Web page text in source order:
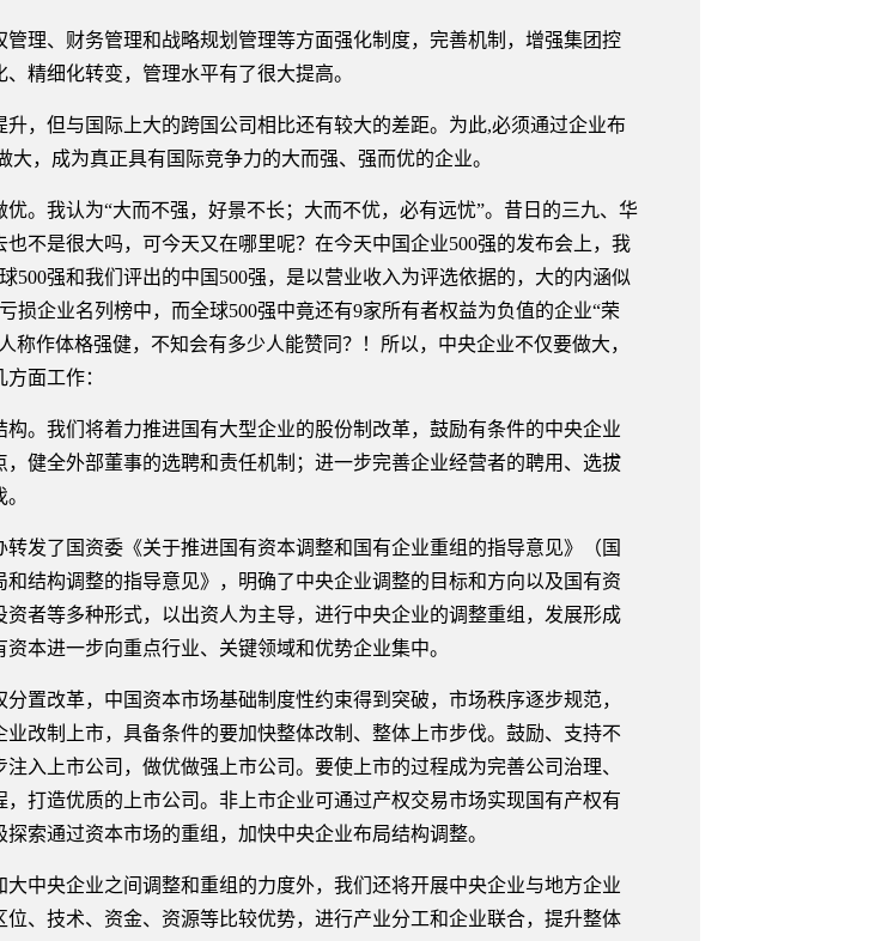
、财务管理和战略规划管理等方面强化制度，完善机制，增强集团控
精细化转变，管理水平有了很大提高。
但与国际上大的跨国公司相比还有较大的差距。为此,必须通过企业布
，成为真正具有国际竞争力的大而强、强而优的企业。
我认为“大而不强，好景不长；大而不优，必有远忧”。昔日的三九、华
不是很大吗，可今天又在哪里呢？在今天中国企业500强的发布会上，我
500强和我们评出的中国500强，是以营业收入为评选依据的，大的内涵似
损企业名列榜中，而全球500强中竟还有9家所有者权益为负值的企业“荣
作体格强健，不知会有多少人能赞同？！所以，中央企业不仅要做大，
面工作：
我们将着力推进国有大型企业的股份制改革，鼓励有条件的中央企业
健全外部董事的选聘和责任机制；进一步完善企业经营者的聘用、选拔
了国资委《关于推进国有资本调整和国有企业重组的指导意见》（国
结构调整的指导意见》，明确了中央企业调整的目标和方向以及国有资
者等多种形式，以出资人为主导，进行中央企业的调整重组，发展形成
本进一步向重点行业、关键领域和优势企业集中。
改革，中国资本市场基础制度性约束得到突破，市场秩序逐步规范，
改制上市，具备条件的要加快整体改制、整体上市步伐。鼓励、支持不
入上市公司，做优做强上市公司。要使上市的过程成为完善公司治理、
打造优质的上市公司。非上市企业可通过产权交易市场实现国有产权有
索通过资本市场的重组，加快中央企业布局结构调整。
央企业之间调整和重组的力度外，我们还将开展中央企业与地方企业
、技术、资金、资源等比较优势，进行产业分工和企业联合，提升整体